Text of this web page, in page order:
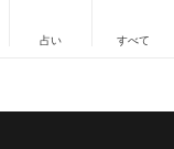
占い すべて